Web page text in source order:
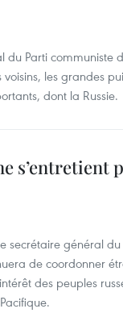
Parti communiste
les grandes
dont la Russie.
s’entretient
secrétaire général
de coordonner
des peuples